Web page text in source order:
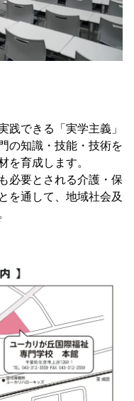
践できる「実学主義」
の知識・技能・技術を
を育成します。
必要とされる介護・保
を通して、地域社会及